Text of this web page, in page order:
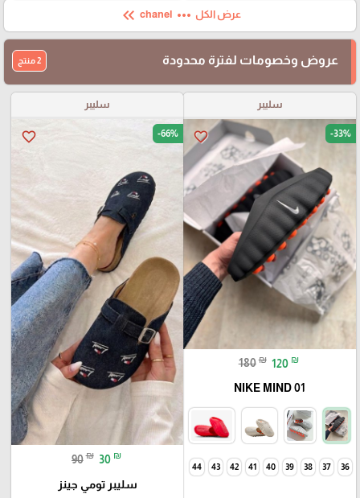
عرض الكل more_horiz
keyboard_double_arrow_left
عروض وخصومات لفترة محدودة 2 منتج
سليبر
favorite_border -33%
180 ₪ 120 ₪
NIKE MIND 01
36
37
38
39
40
41
42
43
44
سليبر
favorite_border -66%
90 ₪ 30 ₪
سليبر تومي جينز